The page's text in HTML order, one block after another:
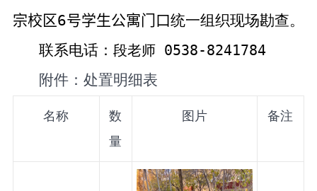
宗校区6号学生公寓门口统一组织现场勘查。
联系电话：段老师 0538-8241784
附件：处置明细表
名称
数
量
图片 备注